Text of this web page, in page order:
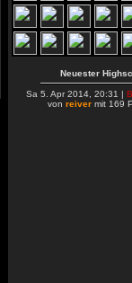
Neuester
Sa 5. Apr 2014, 20:31 |
von reivermit 169